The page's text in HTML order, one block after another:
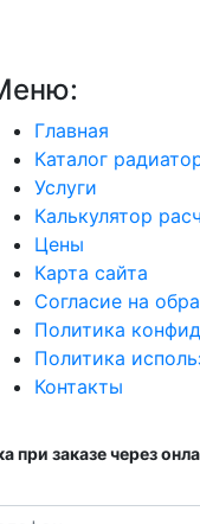
Главная
Каталог
Услуги
Калькулятор
Цены
Карта сайта
Согласие на
Политика
Политика
Контакты
при заказе через